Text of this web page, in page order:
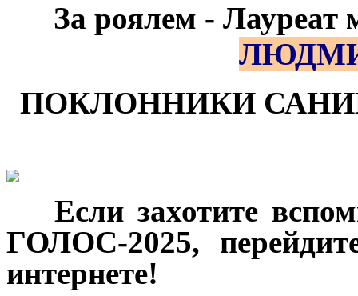
За роялем - Лауреат
ПОКЛОННИКИ
Если захотите
ГОЛОС-2025,
интернете!